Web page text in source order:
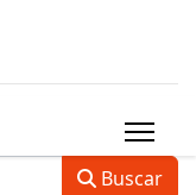
Buscar